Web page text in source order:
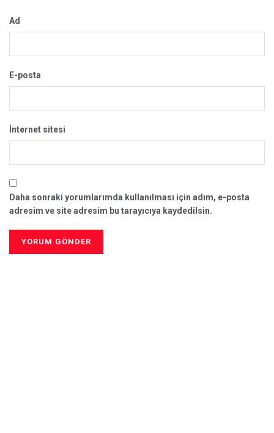
Ad
E-posta
İnternet sitesi
Daha sonraki yorumlarımda kullanılması için adım, e-posta
adresim ve site adresim bu tarayıcıya kaydedilsin.